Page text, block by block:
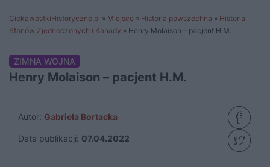
CiekawostkiHistoryczne.pl » Miejsce » Historia powszechna » Historia
Stanów Zjednoczonych i Kanady » Henry Molaison – pacjent H.M.
ZIMNA WOJNA
Henry Molaison – pacjent H.M.
Autor: Gabriela Bortacka
Data publikacji: 07.04.2022